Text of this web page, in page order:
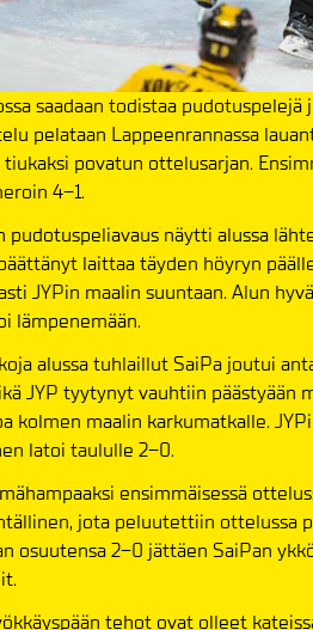
saadaan todistaa
pelataan Lappeenrannassa
povatun ottelusarjan.
4–1.
pudotuspeliavaus näytti alussa
laittaa täyden höyryn
JYPin maalin suuntaan. Alun
lämpenemään.
alussa tuhlaillut SaiPa joutui
JYP tyytynyt vauhtiin päästyään
kolmen maalin karkumatkalle.
latoi taululle 2–0.
ensimmäisessä
jota peluutettiin ottelussa
osuutensa 2–0 jättäen SaiPan
tehot ovat olleet